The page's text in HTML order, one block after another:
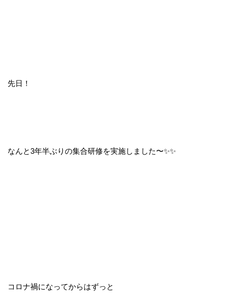
先日！
なんと3年半ぶりの集合研修を実施しました〜✨✨
コロナ禍になってからはずっと